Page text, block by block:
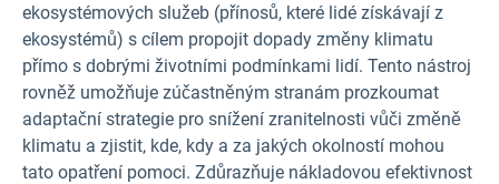
ekosystémových služeb (přínosů, které lidé získávají z
ekosystémů) s cílem propojit dopady změny klimatu
přímo s dobrými životními podmínkami lidí. Tento nástroj
rovněž umožňuje zúčastněným stranám prozkoumat
adaptační strategie pro snížení zranitelnosti vůči změně
klimatu a zjistit, kde, kdy a za jakých okolností mohou
tato opatření pomoci. Zdůrazňuje nákladovou efektivnost